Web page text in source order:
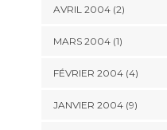
AVRIL 2004 (2)
MARS 2004 (1)
FÉVRIER 2004 (4)
JANVIER 2004 (9)